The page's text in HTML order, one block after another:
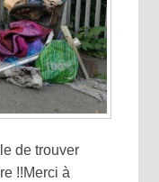
de trouver
!!Merci à